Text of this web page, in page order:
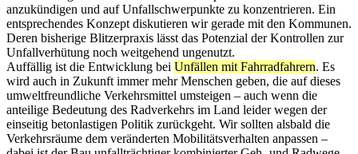
anzukündigen und auf Unfallschwerpunkte zu konzentrieren. Ein
entsprechendes Konzept diskutieren wir gerade mit den Kommunen.
Deren bisherige Blitzerpraxis lässt das Potenzial der Kontrollen zur
Unfallverhütung noch weitgehend ungenutzt.
Auffällig ist die Entwicklung bei Unfällen mit Fahrradfahrern. Es
wird auch in Zukunft immer mehr Menschen geben, die auf dieses
umweltfreundliche Verkehrsmittel umsteigen – auch wenn die
anteilige Bedeutung des Radverkehrs im Land leider wegen der
einseitig betonlastigen Politik zurückgeht. Wir sollten alsbald die
Verkehrsräume dem veränderten Mobilitätsverhalten anpassen –